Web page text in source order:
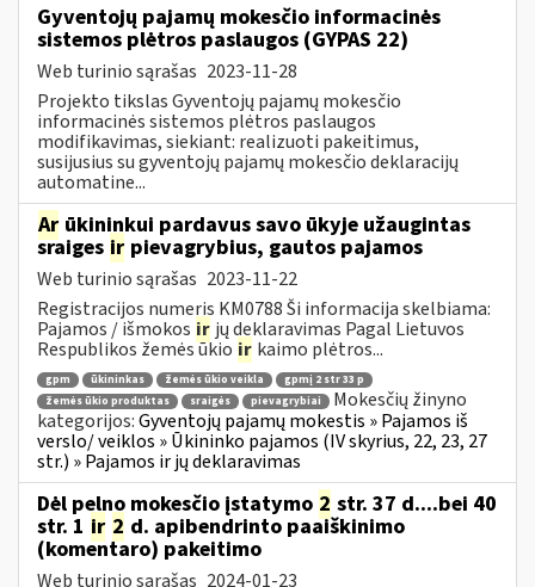
Gyventojų pajamų mokesčio informacinės
sistemos plėtros paslaugos (GYPAS 22)
Web turinio sąrašas 2023-11-28
Projekto tikslas Gyventojų pajamų mokesčio
informacinės sistemos plėtros paslaugos
modifikavimas, siekiant: realizuoti pakeitimus,
susijusius su gyventojų pajamų mokesčio deklaracijų
automatine...
Ar ūkininkui pardavus savo ūkyje užaugintas
sraiges ir pievagrybius, gautos pajamos
Web turinio sąrašas 2023-11-22
Registracijos numeris KM0788 Ši informacija skelbiama:
Pajamos / išmokos ir jų deklaravimas Pagal Lietuvos
Respublikos žemės ūkio ir kaimo plėtros...
gpm ūkininkas žemės ūkio veikla
gpmį 2 str 33 p
žemės ūkio produktas
sraigės pievagrybiai
Mokesčių žinyno
kategorijos:Gyventojų pajamų mokestis » Pajamos iš
verslo/ veiklos » Ūkininko pajamos (IV skyrius, 22, 23, 27
str.) » Pajamos ir jų deklaravimas
Dėl pelno mokesčio įstatymo 2 str. 37 d....bei 40
str. 1 ir 2 d. apibendrinto paaiškinimo
(komentaro) pakeitimo
Web turinio sąrašas 2024-01-23